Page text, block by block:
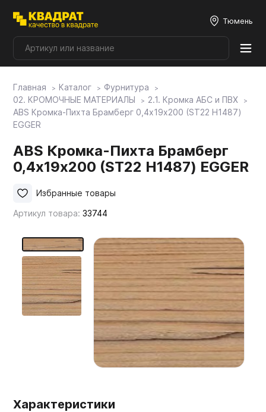
Тюмень
Плитные материалы
Фурнитура
Столешницы
Фасады
Мебельные образцы, каталоги
Главная Каталог
Фурнитура
02. КРОМОЧНЫЕ МАТЕРИАЛЫ
2.1. Кромка АБС и ПВХ
ABS Кромка-Пихта Брамберг 0,4х19х200 (ST22 H1487)
EGGER
ABS Кромка-Пихта Брамберг
0,4х19х200 (ST22 H1487) EGGER
Артикул товара:33744
Избранные товары
Характеристики